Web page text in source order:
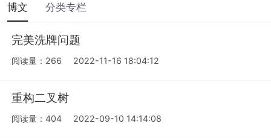
博文 分类专栏
完美洗牌问题
阅读量：266 2022-11-16 18:04:12
重构二叉树
阅读量：404 2022-09-10 14:14:08